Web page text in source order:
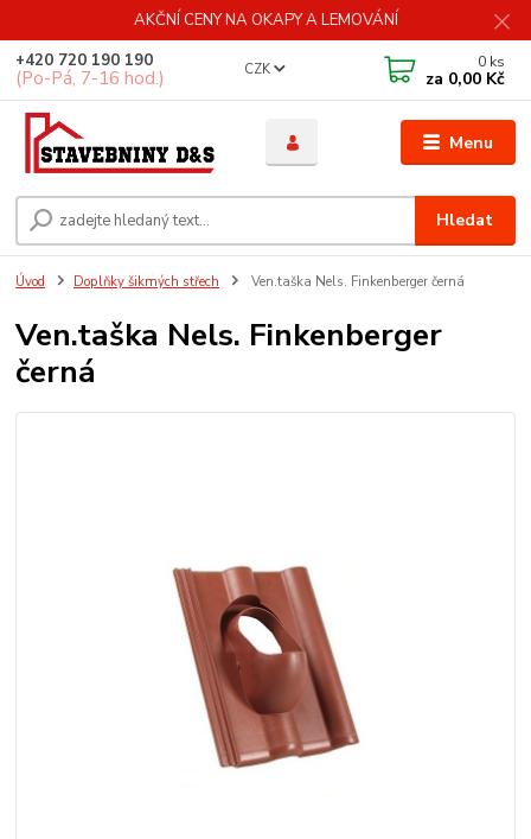
AKČNÍ CENY NA OKAPY A LEMOVÁNÍ
Menu
CZK
Hledat
+420 720 190 190
(Po-Pá, 7-16 hod.)
0 ks
za 0,00 Kč
Úvod Doplňky šikmých střech Ven.taška Nels. Finkenberger černá
Ven.taška Nels. Finkenberger
černá